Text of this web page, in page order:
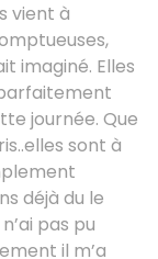
vient à
imaginé. Elles
journée. Que
sont à
déjà du le
pas pu
il m’a